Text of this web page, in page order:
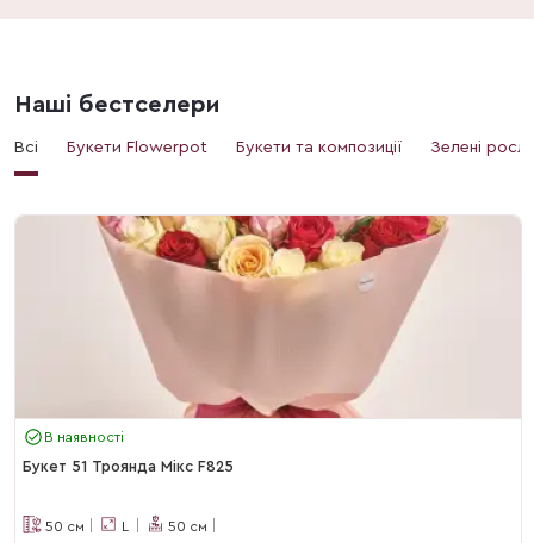
Наші бестселери
Всі Букети Flowerpot Букети та композиції Зелені
В наявності
Букет 51 Троянда Мікс F825
50 см L 50 см